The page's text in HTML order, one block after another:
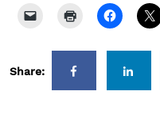
Share: